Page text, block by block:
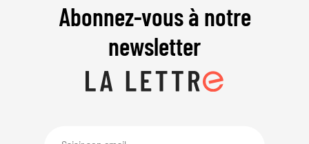
Abonnez-vous à notre
newsletter